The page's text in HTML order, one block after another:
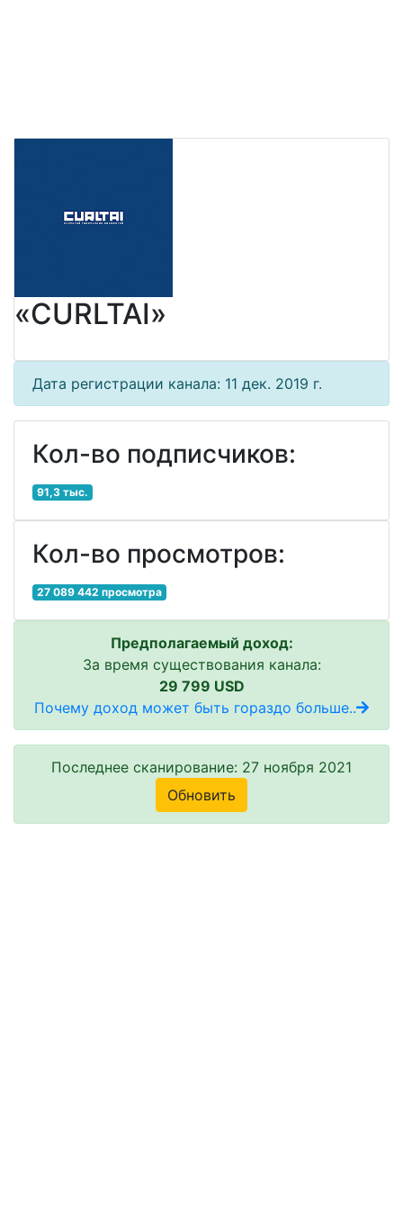
«CURLTAI»
Дата регистрации канала: 11 дек. 2019 г.
Кол-во подписчиков:
91,3 тыс.
Кол-во просмотров:
27 089 442 просмотра
Предполагаемый доход:
За время существования канала:
29 799 USD
Почему доход может быть гораздо больше..
Последнее сканирование: 27 ноября 2021
Обновить